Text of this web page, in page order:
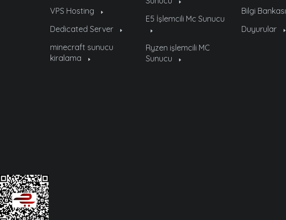
VPS Hosting
Dedicated Server
minecraft sunucu
kiralama
E5 İşlemcili Mc Sunucu
Ryzen işlemcili MC
Sunucu
Bilgi Bankası
Duyurular